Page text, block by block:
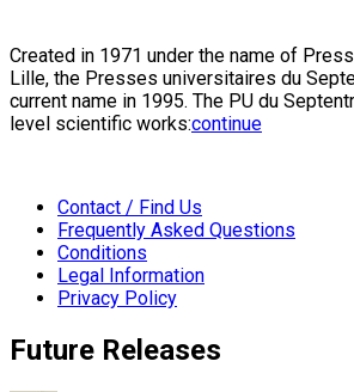
Created in 1971 under the name of
Lille, the Presses universitaires du
current name in 1995. The PU du
level scientific works:continue
Contact / Find Us
Frequently Asked Questions
Conditions
Legal Information
Privacy Policy
Future Releases